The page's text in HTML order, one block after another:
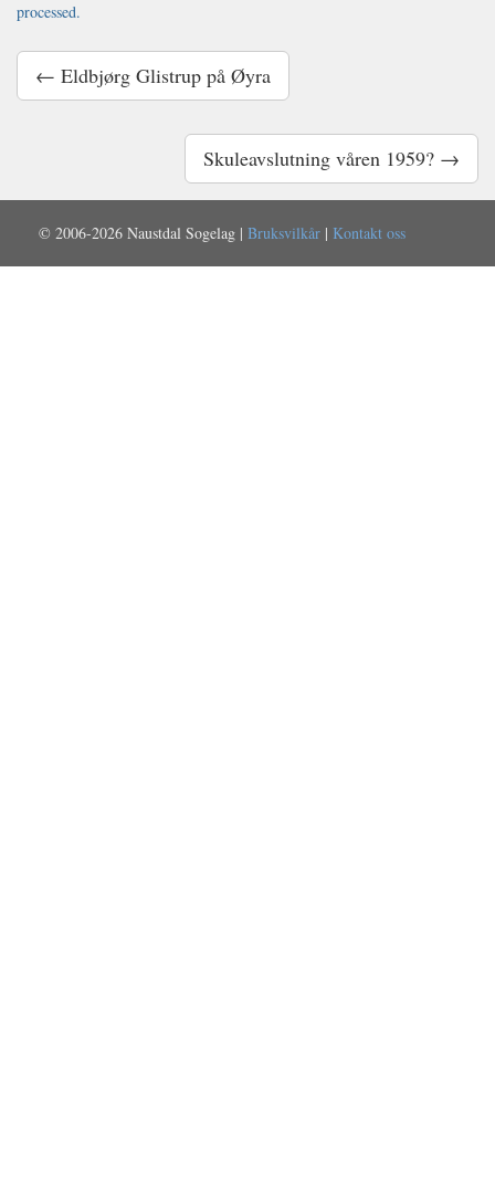
processed.
← Eldbjørg Glistrup på Øyra
Skuleavslutning våren 1959? →
© 2006-2026 Naustdal Sogelag | Bruksvilkår | Kontakt oss